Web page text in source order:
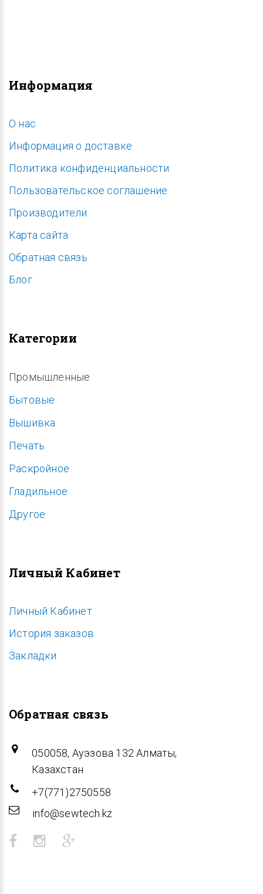
Информация
O нас
Информация о доставке
Политика конфиденциальности
Пользовательское соглашение
Производители
Карта сайта
Обратная связь
Блог
Категории
Промышленные
Бытовые
Вышивка
Печать
Раскройное
Гладильное
Другое
Личный Кабинет
Личный Кабинет
История заказов
Закладки
Обратная связь
050058, Ауэзова 132 Алматы,
Казахстан
+7(771)2750558
info@sewtech.kz